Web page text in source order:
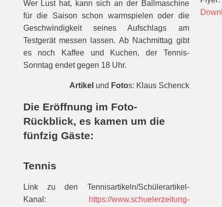
Wer Lust hat, kann sich an der Ballmaschine
für die Saison schon warmspielen oder die
Geschwindigkeit seines Aufschlags am
Testgerät messen lassen. Ab Nachmittag gibt
es noch Kaffee und Kuchen, der Tennis-
Sonntag endet gegen 18 Uhr.
Artikel und Fotos: Klaus Schenck
Die Eröffnung im Foto-
Rückblick, es kamen um die
fünfzig Gäste:
Tennis
Link zu den Tennisartikeln/Schülerartikel-
Kanal:
https://www.schuelerzeitung-